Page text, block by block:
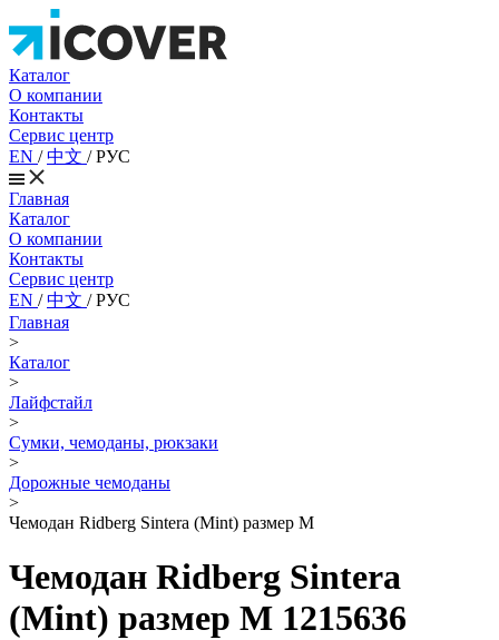
Каталог
О компании
Контакты
Сервис центр
EN /中文 /РУС
Главная
Каталог
О компании
Контакты
Сервис центр
EN /中文 /РУС
Главная
>
Каталог
>
Лайфстайл
>
Сумки, чемоданы, рюкзаки
>
Дорожные чемоданы
>
Чемодан Ridberg Sintera (Mint) размер M
Чемодан Ridberg Sintera
(Mint) размер M 1215636